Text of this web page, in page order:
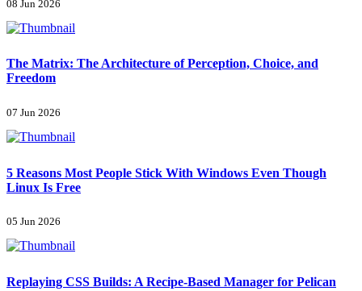
08 Jun 2026
The Matrix: The Architecture of Perception, Choice, and
Freedom
07 Jun 2026
5 Reasons Most People Stick With Windows Even Though
Linux Is Free
05 Jun 2026
Replaying CSS Builds: A Recipe-Based Manager for Pelican